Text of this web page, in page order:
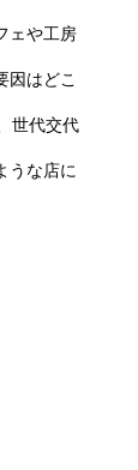
ェや工房
因はどこ
世代交代
うな店に